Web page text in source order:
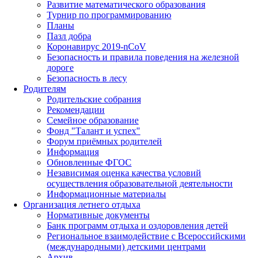
Развитие математического образования
Турнир по программированию
Планы
Пазл добра
Коронавирус 2019-nCoV
Безопасность и правила поведения на железной
дороге
Безопасность в лесу
Родителям
Родительские собрания
Рекомендации
Семейное образование
Фонд "Талант и успех"
Форум приёмных родителей
Информация
Обновленные ФГОС
Независимая оценка качества условий
осуществления образовательной деятельности
Информационные материалы
Организация летнего отдыха
Нормативные документы
Банк программ отдыха и оздоровления детей
Региональное взаимодействие с Всероссийскими
(международными) детскими центрами